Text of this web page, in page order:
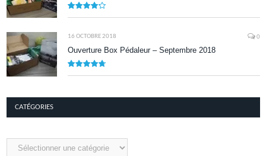
16 OCTOBRE 2018 0
Ouverture Box Pédaleur – Septembre 2018
CATÉGORIES